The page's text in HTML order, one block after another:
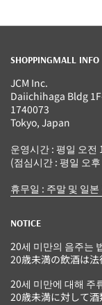
SHOPPINGMALL INFO
JCM Inc.
Daiichihaga Bldg
1740073
Tokyo, Japan
운영시간 : 평일 오전
(점심시간 : 평일 오
휴무일 : 주말 및 일본
NOTICE
20세 미만의 음주는
20歳未満の飲酒は法
20세 미만에 대해 주
20歳未満に対して酒